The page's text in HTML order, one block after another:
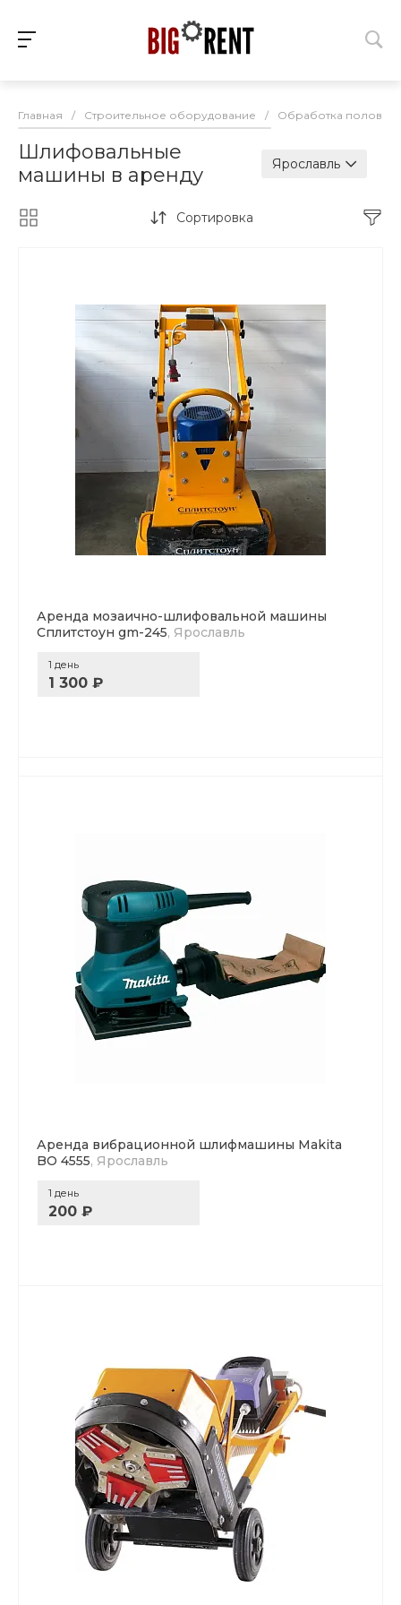
Главная / Строительное оборудование / Обработка полов
Шлифовальные
машины в аренду
Ярославль
Сортировка
Аренда мозаично-шлифовальной машины
Сплитстоун gm-245, Ярославль
1 день
1 300 ₽
Аренда вибрационной шлифмашины Makita
BO 4555, Ярославль
1 день
200 ₽